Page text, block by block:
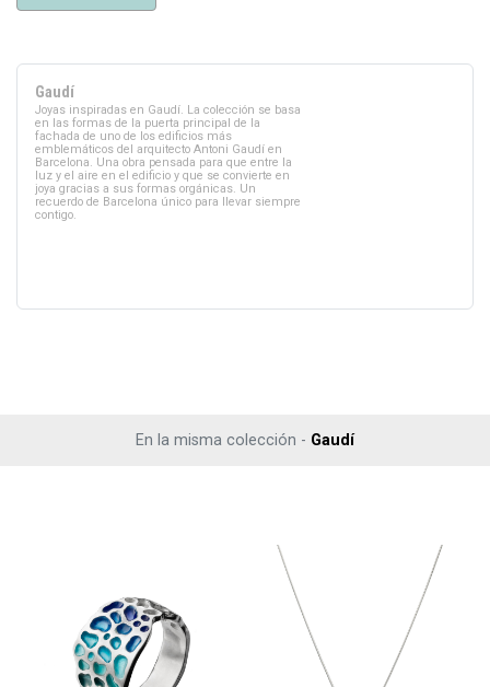
Gaudí
Joyas inspiradas en Gaudí. La colección se basa
en las formas de la puerta principal de la
fachada de uno de los edificios más
emblemáticos del arquitecto Antoni Gaudí en
Barcelona. Una obra pensada para que entre la
luz y el aire en el edificio y que se convierte en
joya gracias a sus formas orgánicas. Un
recuerdo de Barcelona único para llevar siempre
contigo.
En la misma colección - Gaudí